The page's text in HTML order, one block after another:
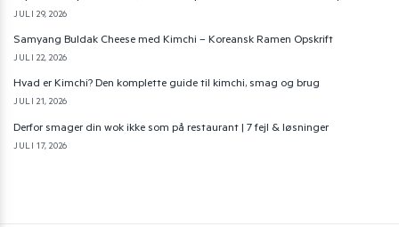
JULI 29, 2026
Samyang Buldak Cheese med Kimchi – Koreansk Ramen Opskrift
JULI 22, 2026
Hvad er Kimchi? Den komplette guide til kimchi, smag og brug
JULI 21, 2026
Derfor smager din wok ikke som på restaurant | 7 fejl & løsninger
JULI 17, 2026